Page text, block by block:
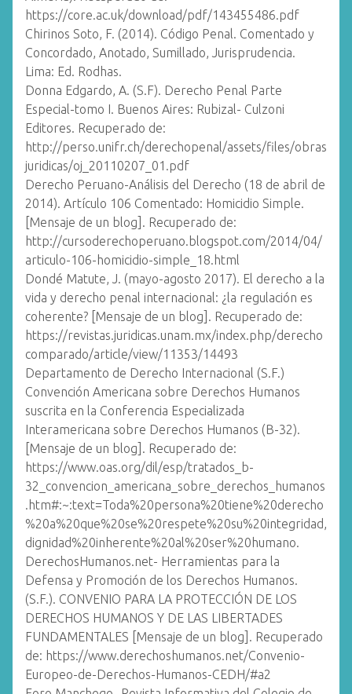
https://core.ac.uk/download/pdf/143455486.pdf
Chirinos Soto, F. (2014). Código Penal. Comentado y
Concordado, Anotado, Sumillado, Jurisprudencia.
Lima: Ed. Rodhas.
Donna Edgardo, A. (S.F). Derecho Penal Parte
Especial-tomo I. Buenos Aires: Rubizal- Culzoni
Editores. Recuperado de:
http://perso.unifr.ch/derechopenal/assets/files/obras
juridicas/oj_20110207_01.pdf
Derecho Peruano-Análisis del Derecho (18 de abril de
2014). Artículo 106 Comentado: Homicidio Simple.
[Mensaje de un blog]. Recuperado de:
http://cursoderechoperuano.blogspot.com/2014/04/
articulo-106-homicidio-simple_18.html
Dondé Matute, J. (mayo-agosto 2017). El derecho a la
vida y derecho penal internacional: ¿la regulación es
coherente? [Mensaje de un blog]. Recuperado de:
https://revistas.juridicas.unam.mx/index.php/derecho
comparado/article/view/11353/14493
Departamento de Derecho Internacional (S.F.)
Convención Americana sobre Derechos Humanos
suscrita en la Conferencia Especializada
Interamericana sobre Derechos Humanos (B-32).
[Mensaje de un blog]. Recuperado de:
https://www.oas.org/dil/esp/tratados_b-
32_convencion_americana_sobre_derechos_humanos
.htm#:~:text=Toda%20persona%20tiene%20derecho
%20a%20que%20se%20respete%20su%20integridad,
dignidad%20inherente%20al%20ser%20humano.
DerechosHumanos.net- Herramientas para la
Defensa y Promoción de los Derechos Humanos.
(S.F.). CONVENIO PARA LA PROTECCIÓN DE LOS
DERECHOS HUMANOS Y DE LAS LIBERTADES
FUNDAMENTALES [Mensaje de un blog]. Recuperado
de: https://www.derechoshumanos.net/Convenio-
Europeo-de-Derechos-Humanos-CEDH/#a2